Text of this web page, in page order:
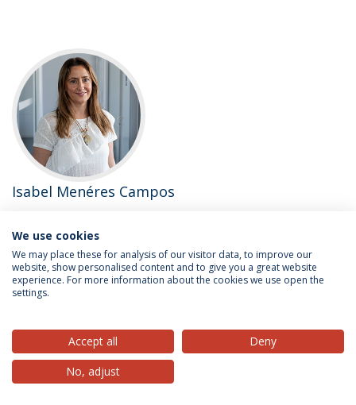
Isabel Menéres Campos
Licenciada em Direito pela Escola do Porto da Faculdade de
Direito da Universidade Católica Portuguesa. Mestre em Direito,
Área de Especialização em…
We use cookies
We may place these for analysis of our visitor data, to improve our
website, show personalised content and to give you a great website
experience. For more information about the cookies we use open the
settings.
Accept all
Deny
No, adjust